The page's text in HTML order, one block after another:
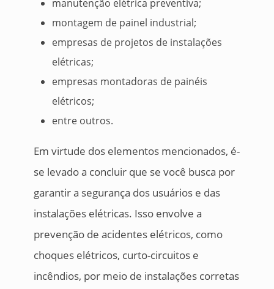
manutenção elétrica preventiva;
montagem de painel industrial;
empresas de projetos de instalações
elétricas;
empresas montadoras de painéis
elétricos;
entre outros.
Em virtude dos elementos mencionados, é-
se levado a concluir que se você busca por
garantir a segurança dos usuários e das
instalações elétricas. Isso envolve a
prevenção de acidentes elétricos, como
choques elétricos, curto-circuitos e
incêndios, por meio de instalações corretas